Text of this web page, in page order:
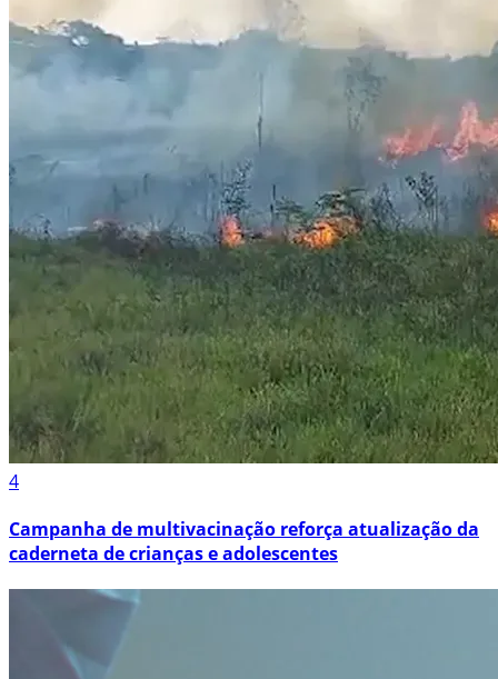
4
Campanha de multivacinação reforça atualização da
caderneta de crianças e adolescentes